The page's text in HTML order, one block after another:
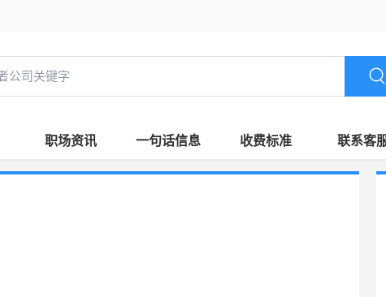
职场资讯 一句话信息 收费标准 联系客